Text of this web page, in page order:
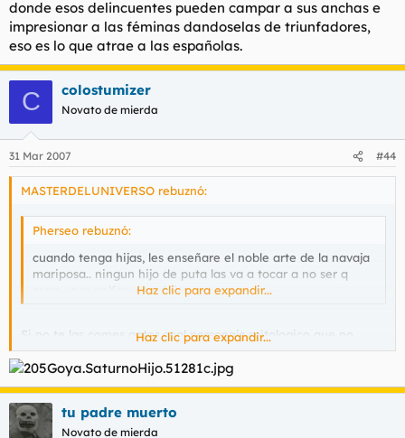
donde esos delincuentes pueden campar a sus anchas e
impresionar a las féminas dandoselas de triunfadores,
eso es lo que atrae a las españolas.
C colostumizer
Novato de mierda
31 Mar 2007 #44
MASTERDELUNIVERSO rebuznó:
Pherseo rebuznó:
cuando tenga hijas, les enseñare el noble arte de la navaja
mariposa.. ningun hijo de puta las va a tocar a no ser q
sean unas golfas y se dejen.Haz clic para expandir...
Si no te las comes antes,cual personaje mitologico que no
macuerdo como se llama,Saturno,o algo...
Haz clic para expandir...
tu padre muerto
Novato de mierda